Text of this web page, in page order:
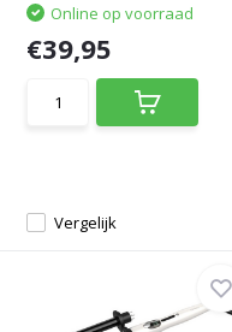
Vergelijk
Online op voorraad
€39,95